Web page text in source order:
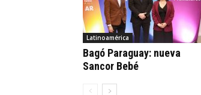
Latinoamérica
Bagó Paraguay: nueva
Sancor Bebé